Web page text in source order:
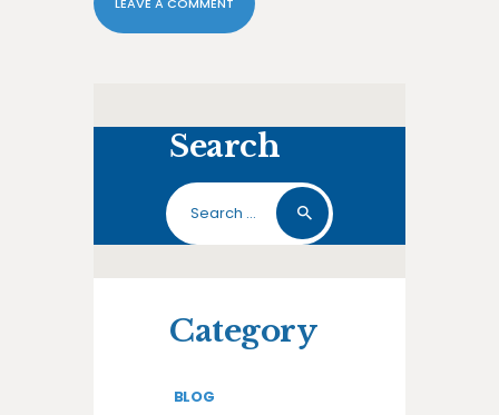
Search
Search
for:
Category
BLOG